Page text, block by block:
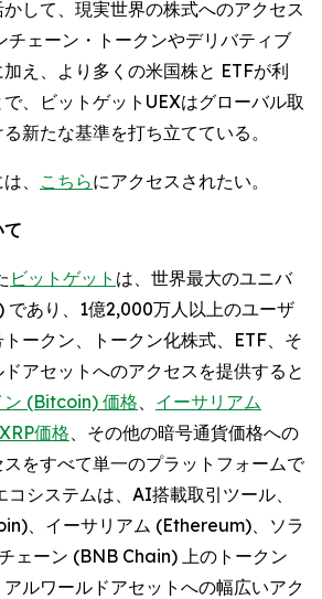
して、現実世界の株式へのアクセス
チェーン・トークンやデリバティブ
え、より多くの米国株と ETFが利
、ビットゲットUEXはグローバル取
新たな基準を打ち立てている。
、 こちらにアクセスされたい。
て
ビットゲット は、世界最大のユニバ
であり、1億2,000万人以上のユーザ
ークン、トークン化株式、ETF、そ
アセットへのアクセスを提供すると
ン (Bitcoin) 価格
イーサリアム
XRP価格 、その他の暗号通貨価格への
をすべて単一のプラットフォームで
システムは、AI搭載取引ツール、
、イーサリアム (Ethereum)、ソラ
ェーン (BNB Chain) 上のトークン
ルワールドアセットへの幅広いアク